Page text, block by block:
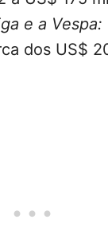
e a
dos US$